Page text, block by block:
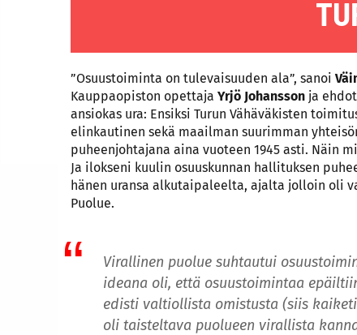
”Osuustoiminta on tulevaisuuden ala”, sanoi
Kauppaopiston opettaja Yrjö Johansson ja
ansiokas ura: Ensiksi Turun Vähäväkisten
elinkautinen sekä maailman suurimman
puheenjohtajana aina vuoteen 1945 asti. Näin
Ja ilokseni kuulin osuuskunnan hallituksen
hänen uransa alkutaipaleelta, ajalta jolloin oli
Puolue.
Virallinen puolue suhtautui
ideana oli, että osuustoimintaa
edisti valtiollista omistusta (siis
oli taisteltava puolueen virallista